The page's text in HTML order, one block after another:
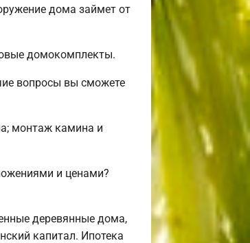
дома займет от
домокомплекты.
вопросы вы сможете
монтаж камина и
и ценами?
деревянные дома,
капитал. Ипотека